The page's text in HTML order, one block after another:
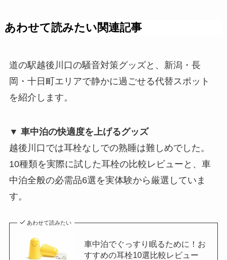
あわせて読みたい関連記事
道の駅越後川口の騒音対策グッズと、新潟・長
岡・十日町エリアで静かに過ごせる代替スポット
を紹介します。
▼ 車中泊の快適度を上げるグッズ
越後川口では耳栓なしでの熟睡は難しめでした。
10種類を実際に試した耳栓の比較レビューと、車
中泊全般の必需品6選を実体験から厳選していま
す。
あわせて読みたい
車中泊でぐっすり眠るために！お
すすめの耳栓10選比較レビュー